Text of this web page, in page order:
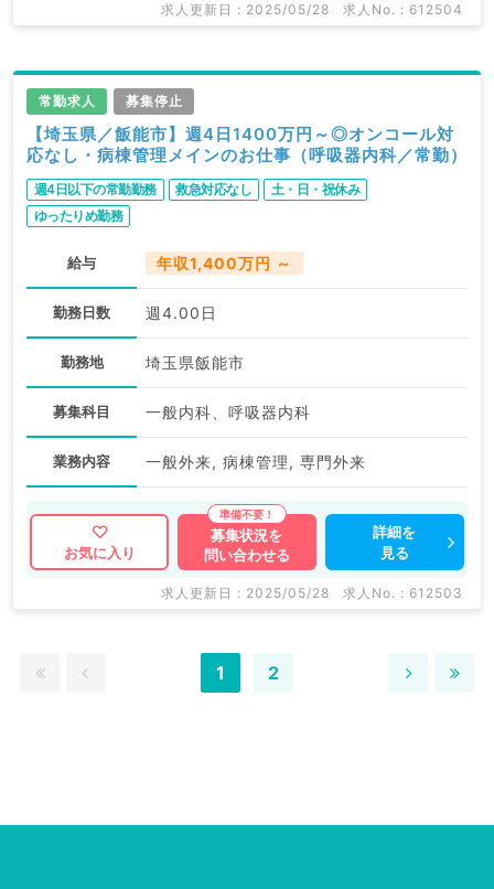
求人更新日 : 2025/05/28 求人No. : 612504
常勤求人 募集停止
【埼玉県／飯能市】週4日1400万円～◎オンコール対
応なし・病棟管理メインのお仕事（呼吸器内科／常勤）
週4日以下の常勤勤務 救急対応なし
土・日・祝休み
ゆったりめ勤務
給与 年収1,400万円 ～
勤務日数 週4.00日
勤務地 埼玉県飯能市
募集科目 一般内科、呼吸器内科
業務内容 一般外来, 病棟管理, 専門外来
お気に入り
募集状況を
問い合わせる
詳細を
見る
求人更新日 : 2025/05/28 求人No. : 612503
1 2